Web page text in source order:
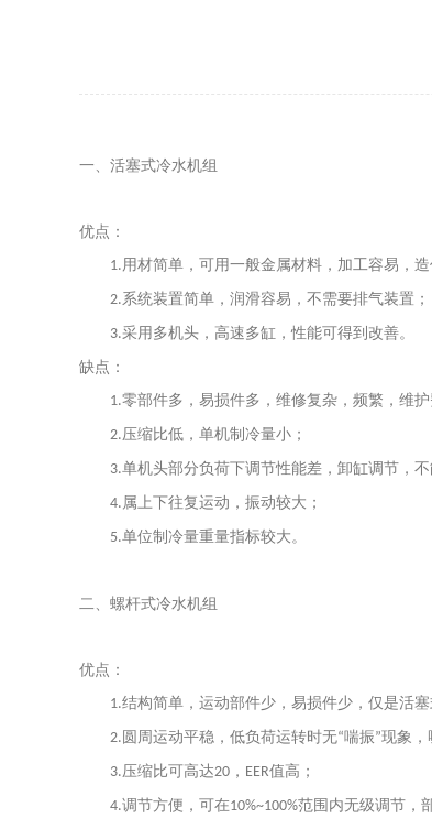
一、活塞式冷水机组
优点：
1.用材简单，可用一般金属材料，加工容易，造
2.系统装置简单，润滑容易，不需要排气装置；
3.采用多机头，高速多缸，性能可得到改善。
缺点：
1.零部件多，易损件多，维修复杂，频繁，维护
2.压缩比低，单机制冷量小；
3.单机头部分负荷下调节性能差，卸缸调节，不
4. 属上下往复运动，振动较大；
5.单位制冷量重量指标较大。
二、螺杆式冷水机组
优点：
1.结构简单，运动部件少，易损件少，仅是活塞
2. 圆周运动平稳，低负荷运转时无“喘振”现象，
3.压缩比可高达20 ， EER值高；
4.调节方便，可在10%~100%范围内无级调节，